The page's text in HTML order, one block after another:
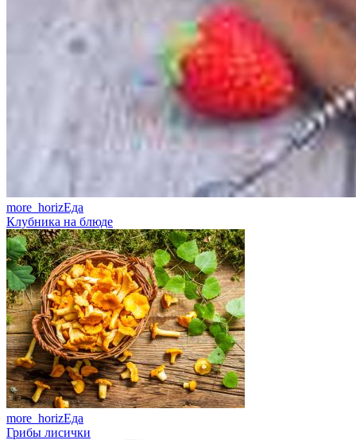
more_horizЕда
Клубника на блюде
more_horizЕда
Грибы лисички